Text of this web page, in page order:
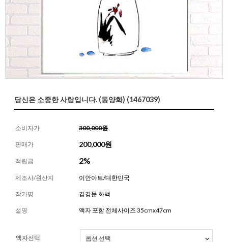
당신은 소중한 사람입니다. (동양화) (1467039)
소비자가 300,000원
판매가 200,000원
적립금 2%
제조사/원산지 이안아트/대한민국
작가명 김경문 화백
설명 액자 포함 전체사이즈 35cmx47cm
액자선택